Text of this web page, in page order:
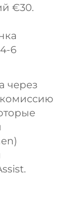
€30.
6
через